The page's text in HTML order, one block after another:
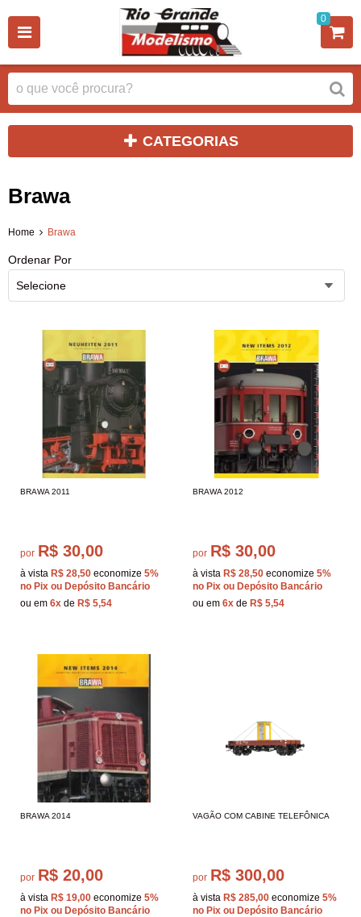
0
CATEGORIAS
Brawa
Home Brawa
Ordenar Por
Selecione
BRAWA 2011
por R$ 30,00
à vista R$ 28,50 economize 5%
no Pix ou Depósito Bancário
ou em 6x de R$ 5,54
BRAWA 2012
por R$ 30,00
à vista R$ 28,50 economize 5%
no Pix ou Depósito Bancário
ou em 6x de R$ 5,54
BRAWA 2014
por R$ 20,00
à vista R$ 19,00 economize 5%
no Pix ou Depósito Bancário
VAGÃO COM CABINE TELEFÔNICA
por R$ 300,00
à vista R$ 285,00 economize 5%
no Pix ou Depósito Bancário